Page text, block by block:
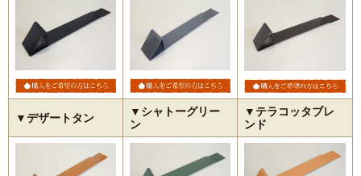
▼デザートタン
▼シャトーグリー
ン
▼テラコッタブレ
ンド